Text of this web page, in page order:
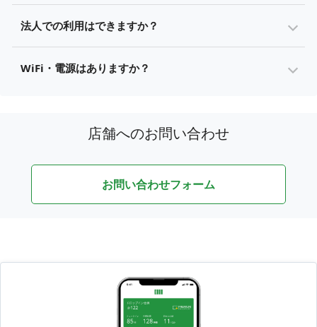
法人での利用はできますか？
WiFi・電源はありますか？
店舗へのお問い合わせ
お問い合わせフォーム